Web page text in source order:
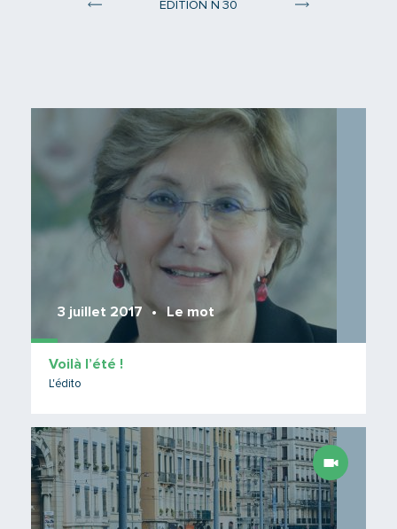
ÉDITION N 30
3 juillet 2017 Le mot
Voilà l’été !
L'édito